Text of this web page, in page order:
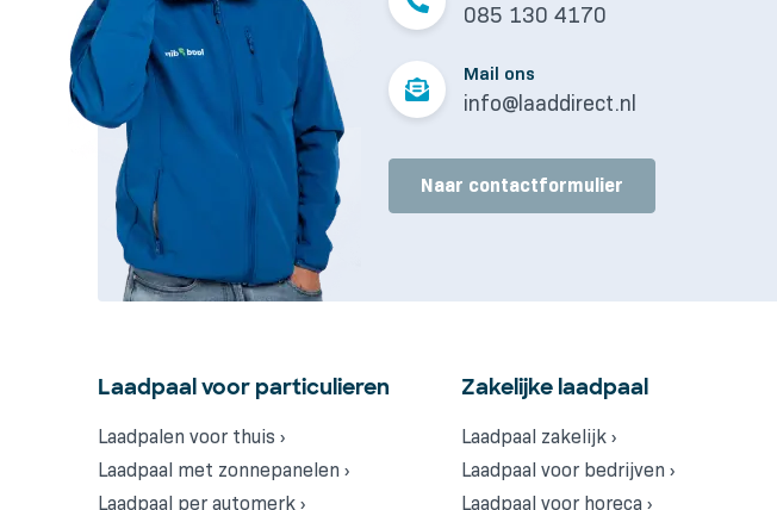
085 130 4170
Mail ons
info@laaddirect.nl
Naar contactformulier
Laadpaal voor particulieren
Laadpalen voor thuis ›
Laadpaal met zonnepanelen ›
Laadpaal per automerk ›
Zakelijke laadpaal
Laadpaal zakelijk ›
Laadpaal voor bedrijven ›
Laadpaal voor horeca ›